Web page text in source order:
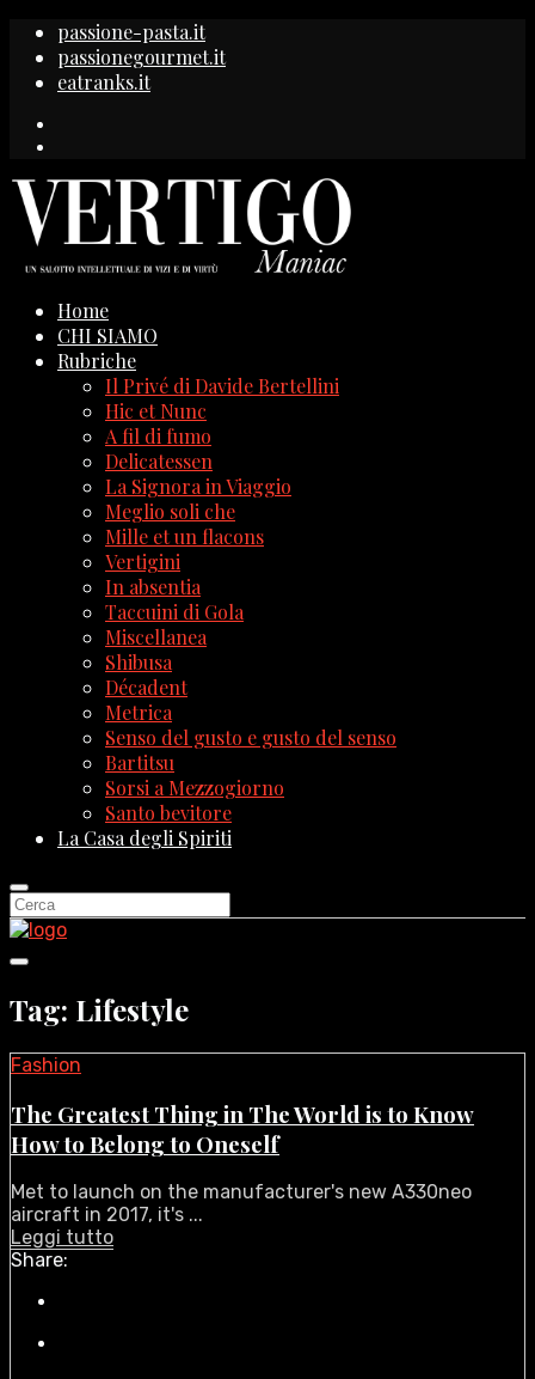
passione-pasta.it
passionegourmet.it
eatranks.it
Home
CHI SIAMO
Rubriche
Il Privé di Davide Bertellini
Hic et Nunc
A fil di fumo
Delicatessen
La Signora in Viaggio
Meglio soli che
Mille et un flacons
Vertigini
In absentia
Taccuini di Gola
Miscellanea
Shibusa
Décadent
Metrica
Senso del gusto e gusto del senso
Bartitsu
Sorsi a Mezzogiorno
Santo bevitore
La Casa degli Spiriti
Tag: Lifestyle
Fashion
The Greatest Thing in The World is to Know
How to Belong to Oneself
Met to launch on the manufacturer's new A330neo
aircraft in 2017, it's ...
Leggi tutto
Share: